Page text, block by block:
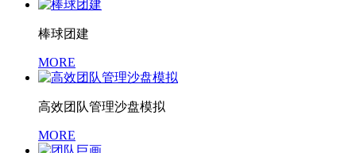
棒球团建
MORE
高效团队管理沙盘模拟
MORE